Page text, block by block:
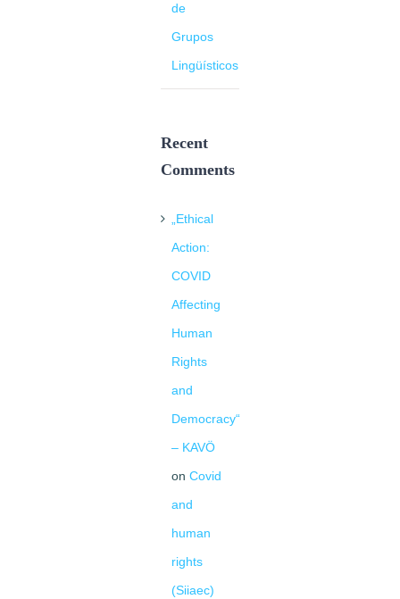
de
Grupos
Lingüísticos
Recent
Comments
„Ethical
Action:
COVID
Affecting
Human
Rights
and
Democracy“
– KAVÖ
on Covid
and
human
rights
(Siiaec)